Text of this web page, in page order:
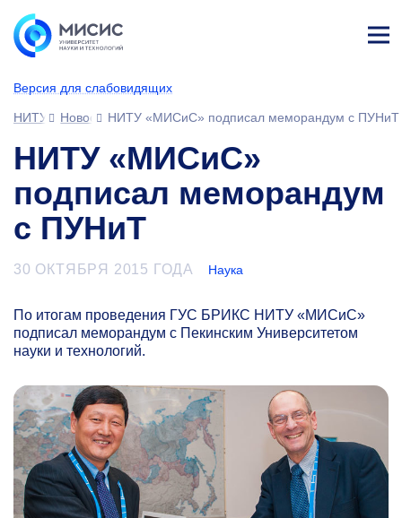
Версия для слабовидящих
ине
НИТУ МИСИС
НовостиНИТУ «МИСиС» подписал меморандум с ПУНиТ
НИТУ «МИСиС»
подписал меморандум
с ПУНиТ
30 ОКТЯБРЯ 2015 ГОДА Наука
По итогам проведения ГУС БРИКС НИТУ «МИСиС»
подписал меморандум с Пекинским Университетом
науки и технологий.